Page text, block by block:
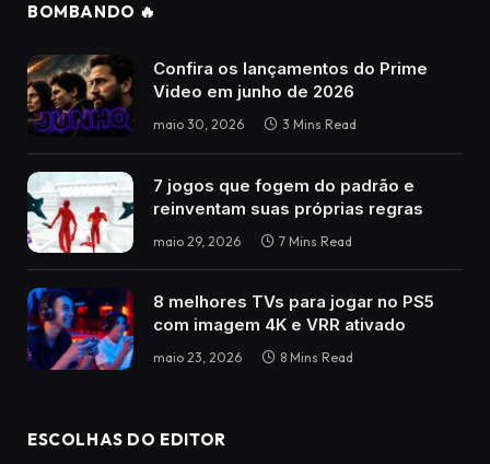
BOMBANDO 🔥
Confira os lançamentos do Prime
Video em junho de 2026
maio 30, 2026 3 Mins Read
7 jogos que fogem do padrão e
reinventam suas próprias regras
maio 29, 2026 7 Mins Read
8 melhores TVs para jogar no PS5
com imagem 4K e VRR ativado
maio 23, 2026 8 Mins Read
ESCOLHAS DO EDITOR